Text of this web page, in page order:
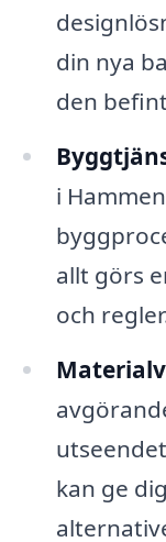
din nya
den
i
allt görs
och
kan ge